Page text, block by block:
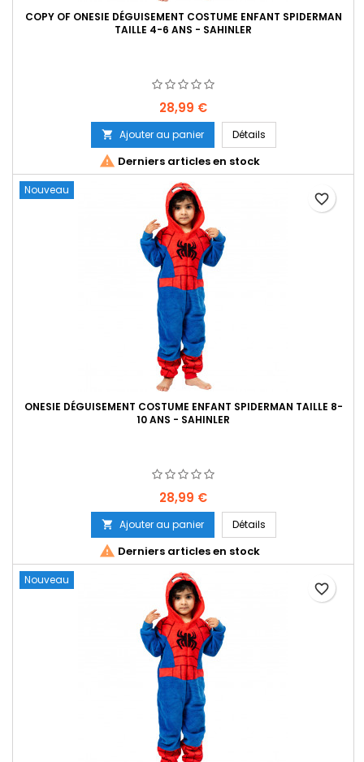
COPY OF ONESIE DÉGUISEMENT COSTUME ENFANT SPIDERMAN
TAILLE 4-6 ANS - SAHINLER
Prix
28,99 €
 Ajouter au panier Détails
 Derniers articles en stock
Nouveau
ONESIE DÉGUISEMENT COSTUME ENFANT SPIDERMAN TAILLE 8-
10 ANS - SAHINLER
Prix
28,99 €
 Ajouter au panier Détails
 Derniers articles en stock
favorite_border
Nouveau
favorite_border